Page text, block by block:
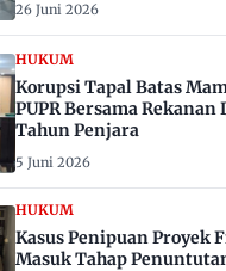
26 Juni 2026
HUKUM
Korupsi Tapal Batas
PUPR Bersama Rekanan
Tahun Penjara
5 Juni 2026
HUKUM
Kasus Penipuan Proyek
Masuk Tahap